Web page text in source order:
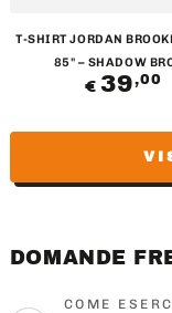
T-SHIRT JORDAN
85" – SHADOW
€ 39,00
DOMANDE
COME